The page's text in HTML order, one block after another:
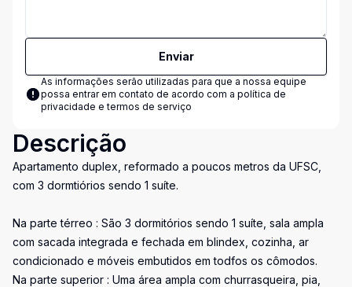
Enviar
As informações serão utilizadas para que a nossa equipe
possa entrar em contato de acordo com a política de
privacidade e termos de serviço
Descrição
Apartamento duplex, reformado a poucos metros da UFSC,
com 3 dormtiórios sendo 1 suíte.
Na parte térreo : São 3 dormitórios sendo 1 suíte, sala ampla
com sacada integrada e fechada em blindex, cozinha, ar
condicionado e móveis embutidos em todfos os cômodos.
Na parte superior : Uma área ampla com churrasqueira, pia,